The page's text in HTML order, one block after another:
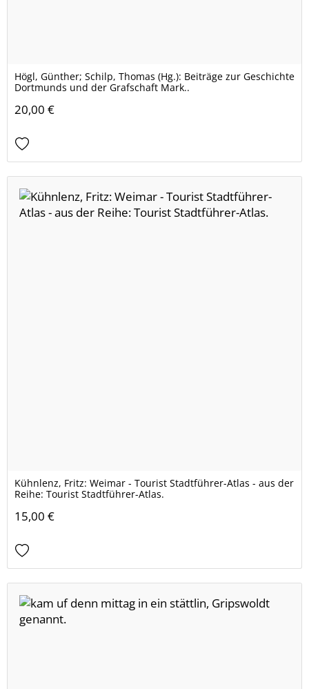
Högl, Günther; Schilp, Thomas (Hg.): Beiträge zur Geschichte
Dortmunds und der Grafschaft Mark..
20,00 €
Kühnlenz, Fritz: Weimar - Tourist Stadtführer-Atlas - aus der
Reihe: Tourist Stadtführer-Atlas.
15,00 €